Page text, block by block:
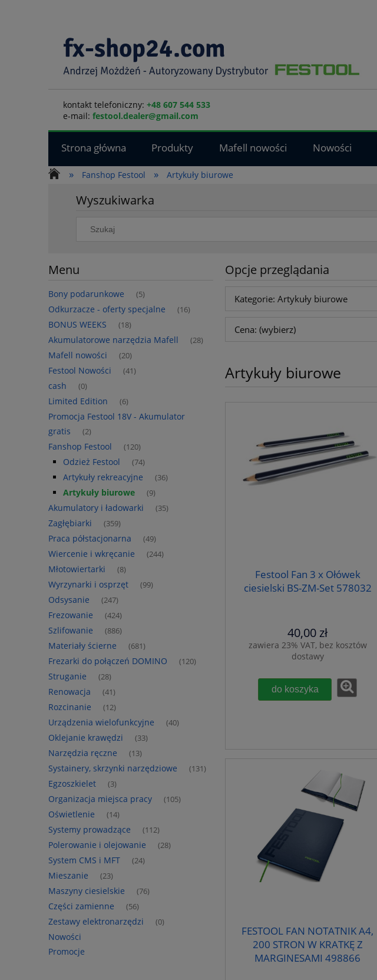
kontakt telefoniczny: +48 607 544 533
e-mail: festool.dealer@gmail.com
Strona główna Produkty Mafell nowości Nowości
»
Fanshop Festool » Artykuły biurowe
Wyszukiwarka
Menu
Bony podarunkowe (5)
Odkurzacze - oferty specjalne (16)
BONUS WEEKS (18)
Akumulatorowe narzędzia Mafell (28)
Mafell nowości (20)
Festool Nowości (41)
cash (0)
Limited Edition (6)
Promocja Festool 18V - Akumulator
gratis
(2)
Fanshop Festool (120)
Odzież Festool (74)
Artykuły rekreacyjne (36)
Artykuły biurowe (9)
Akumulatory i ładowarki (35)
Zagłębiarki (359)
Praca półstacjonarna (49)
Wiercenie i wkręcanie (244)
Młotowiertarki (8)
Wyrzynarki i osprzęt (99)
Odsysanie (247)
Frezowanie (424)
Szlifowanie (886)
Materiały ścierne (681)
Frezarki do połączeń DOMINO (120)
Struganie (28)
Renowacja (41)
Rozcinanie (12)
Urządzenia wielofunkcyjne (40)
Oklejanie krawędzi (33)
Narzędzia ręczne (13)
Systainery, skrzynki narzędziowe (131)
Egzoszkielet (3)
Organizacja miejsca pracy (105)
Oświetlenie (14)
Systemy prowadzące (112)
Polerowanie i olejowanie (28)
System CMS i MFT (24)
Mieszanie (23)
Maszyny ciesielskie (76)
Części zamienne (56)
Zestawy elektronarzędzi (0)
Nowości
Promocje
Opcje przeglądania
Kategorie: Artykuły biurowe
Cena: (wybierz)
Artykuły biurowe
Festool Fan 3 x Ołówek
ciesielski BS-ZM-Set 578032
40,00 zł
zawiera 23% VAT, bez kosztów
dostawy
do koszyka
FESTOOL FAN NOTATNIK A4,
200 STRON W KRATKĘ Z
MARGINESAMI 498866